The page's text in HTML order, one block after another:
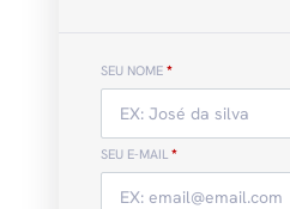
SEU NOME *
SEU E-MAIL *